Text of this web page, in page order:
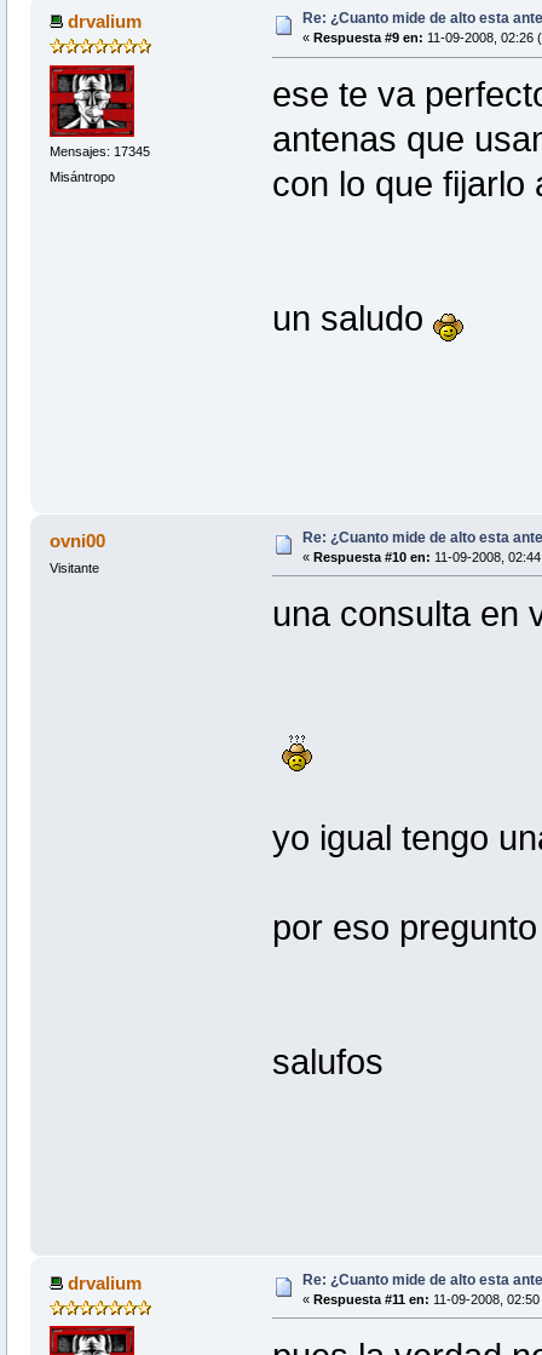
drvalium
Mensajes: 17345
Misántropo
Re: ¿Cuanto mide de alto esta
« Respuesta #9 en: 11-09-2008, 02:26
ese te va
antenas que
con lo que fijarlo
un saludo
ovni00
Visitante
Re: ¿Cuanto mide de alto esta
« Respuesta #10 en: 11-09-2008,
una consulta en
yo igual tengo
por eso pregunto
salufos
drvalium Re: ¿Cuanto mide de alto esta
« Respuesta #11 en: 11-09-2008,